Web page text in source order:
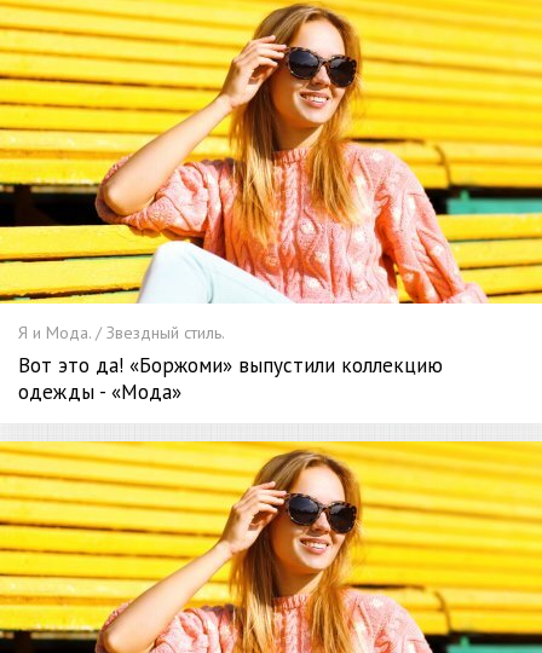
Я и Мода. / Звездный стиль.
Вот это да! «Боржоми» выпустили коллекцию
одежды - «Мода»